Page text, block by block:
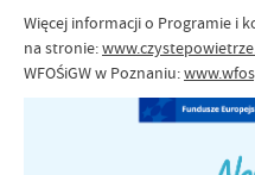
Więcej informacji o Programie i
na stronie:
WFOŚiGW w Poznaniu: